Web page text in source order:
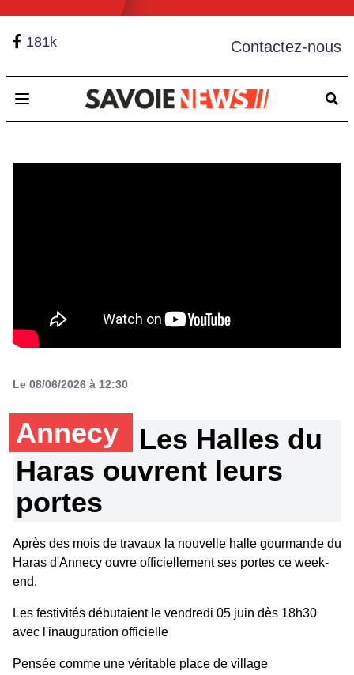
181k Contactez-nous
Open main menu
Le 08/06/2026 à 12:30
Annecy
Les Halles du
Haras ouvrent leurs
portes
Après des mois de travaux la nouvelle halle gourmande du
Haras d'Annecy ouvre officiellement ses portes ce week-
end.
Les festivités débutaient le vendredi 05 juin dès 18h30
avec l'inauguration officielle
Pensée comme une véritable place de village